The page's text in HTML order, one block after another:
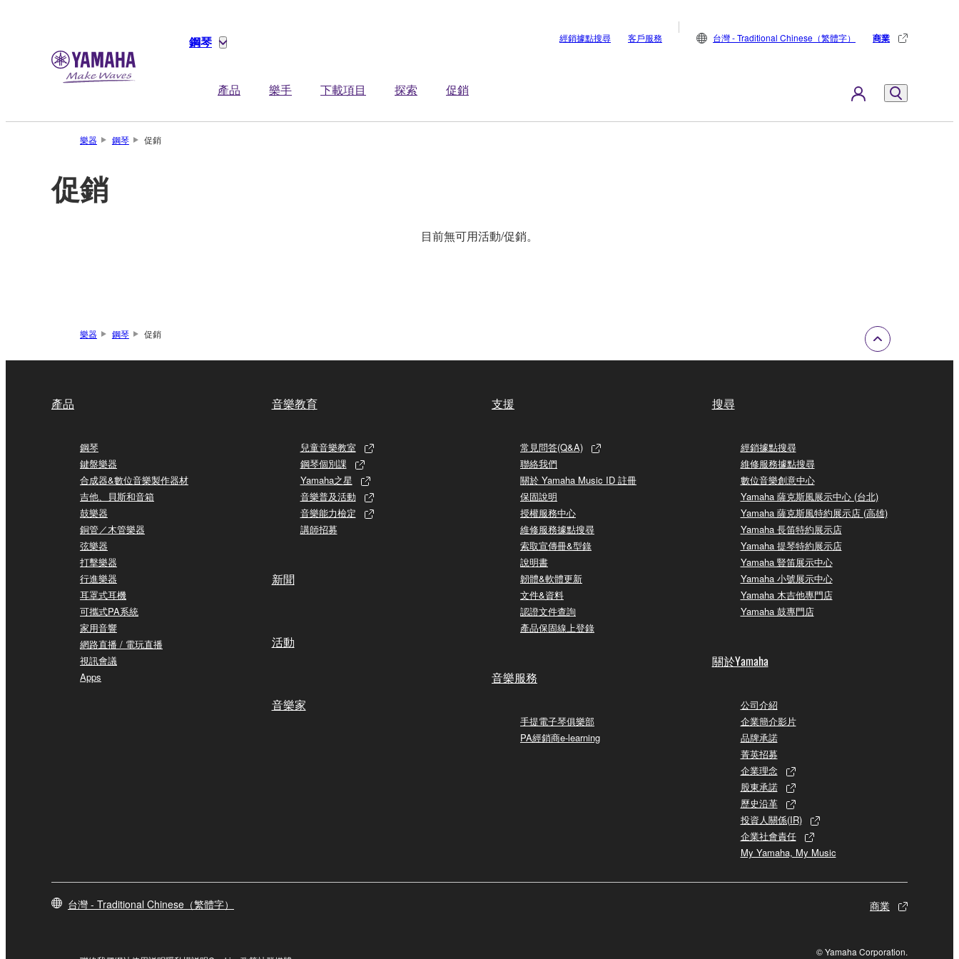
鋼琴
產品 樂手 下載項目 探索 促銷
經銷據點搜尋 客戶服務 台灣 - Traditional Chinese（繁體字） 商業
樂器 鋼琴 促銷
促銷
目前無可用活動/促銷。
樂器 鋼琴 促銷
產品
鋼琴
鍵盤樂器
合成器&數位音樂製作器材
吉他、貝斯和音箱
鼓樂器
銅管／木管樂器
弦樂器
打擊樂器
行進樂器
耳罩式耳機
可攜式PA系統
家用音響
網路直播 / 電玩直播
視訊會議
Apps
音樂教育
兒童音樂教室
鋼琴個別課
Yamaha之星
音樂普及活動
音樂能力檢定
講師招募
新聞
活動
音樂家
支援
常見問答(Q&A)
聯絡我們
關於 Yamaha Music ID 註冊
保固說明
授權服務中心
維修服務據點搜尋
索取宣傳冊&型錄
說明書
韌體&軟體更新
文件&資料
認證文件查詢
產品保固線上登錄
音樂服務
手提電子琴俱樂部
PA經銷商e-learning
搜尋
經銷據點搜尋
維修服務據點搜尋
數位音樂創意中心
Yamaha 薩克斯風展示中心 (台北)
Yamaha 薩克斯風特約展示店 (高雄)
Yamaha 長笛特約展示店
Yamaha 提琴特約展示店
Yamaha 豎笛展示中心
Yamaha 小號展示中心
Yamaha 木吉他專門店
Yamaha 鼓專門店
關於Yamaha
公司介紹
企業簡介影片
品牌承諾
菁英招募
企業理念
股東承諾
歷史沿革
投資人關係(IR)
企業社會責任
My Yamaha, My Music
台灣 - Traditional Chinese（繁體字） 商業
© Yamaha Corporation.